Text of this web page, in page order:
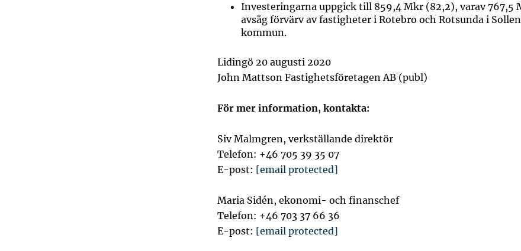
Investeringarna uppgick till 859,4 Mkr (82,2), varav 767,5
avsåg förvärv av fastigheter i Rotebro och Rotsunda i
kommun.
Lidingö 20 augusti 2020
John Mattson Fastighetsföretagen AB (publ)
För mer information, kontakta:
Siv Malmgren, verkställande direktör
Telefon: +46 705 39 35 07
E-post: [email protected]
Maria Sidén, ekonomi- och finanschef
Telefon: +46 703 37 66 36
E-post: [email protected]